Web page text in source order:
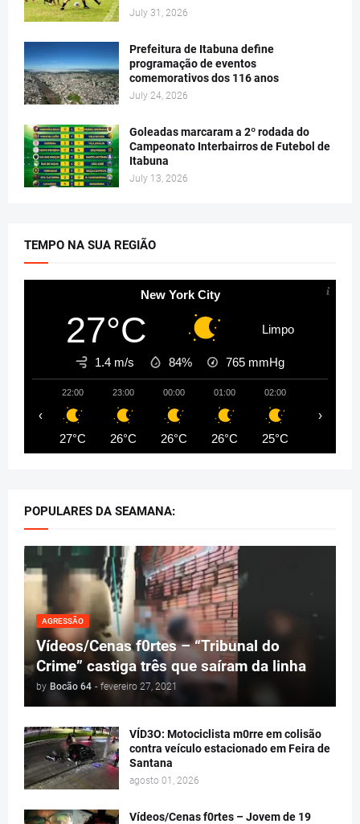
July 31, 2026
Prefeitura de Itabuna define
programação de eventos
comemorativos dos 116 anos
July 24, 2026
Goleadas marcaram a 2º rodada do
Campeonato Interbairros de Futebol de
Itabuna
July 13, 2026
TEMPO NA SUA REGIÃO
New York City
27°C Limpo
1.4 m/s 84% 765 mmHg
22:00
27°C
23:00
26°C
00:00
26°C
01:00
26°C
02:00
25°C
‹ ›
POPULARES DA SEAMANA:
AGRESSÃO
Vídeos/Cenas f0rtes – “Tribunal do
Crime” castiga três que saíram da linha
by Bocão 64 - fevereiro 27, 2021
VÍD3O: Motociclista m0rre em colisão
contra veículo estacionado em Feira de
Santana
agosto 01, 2026
Vídeos/Cenas f0rtes – Jovem de 19